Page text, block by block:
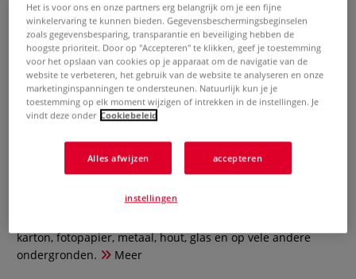
Marabu Klaarlak
0 Beoordeling
Kleurloze spuitlak op basis van oplosmiddelen. De laklaag is
karton, fotopapier, metaal, hout, glas en op vele andere
ondergronden.
Meer
Het is voor ons en onze partners erg belangrijk om je een fijne
winkelervaring te kunnen bieden. Gegevensbeschermingsbeginselen
zoals gegevensbesparing, transparantie en beveiliging hebben de
hoogste prioriteit. Door op "Accepteren" te klikken, geef je toestemming
voor het opslaan van cookies op je apparaat om de navigatie van de
website te verbeteren, het gebruik van de website te analyseren en onze
marketinginspanningen te ondersteunen. Natuurlijk kun je je
toestemming op elk moment wijzigen of intrekken in de instellingen. Je
vindt deze onder Cookiebeleid
Alles afwijzen accepteren
instellingen